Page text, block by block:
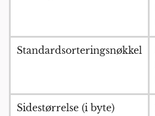
Standardsorteringsnøkkel
Sidestørrelse (i byte)